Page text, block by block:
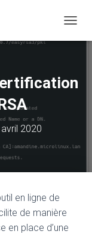
2020
en ligne de
de manière
en place d’une